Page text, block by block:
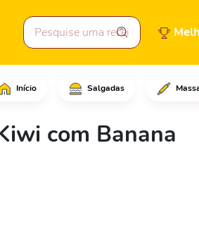
Início Salgadas
com Banana
os kiwis